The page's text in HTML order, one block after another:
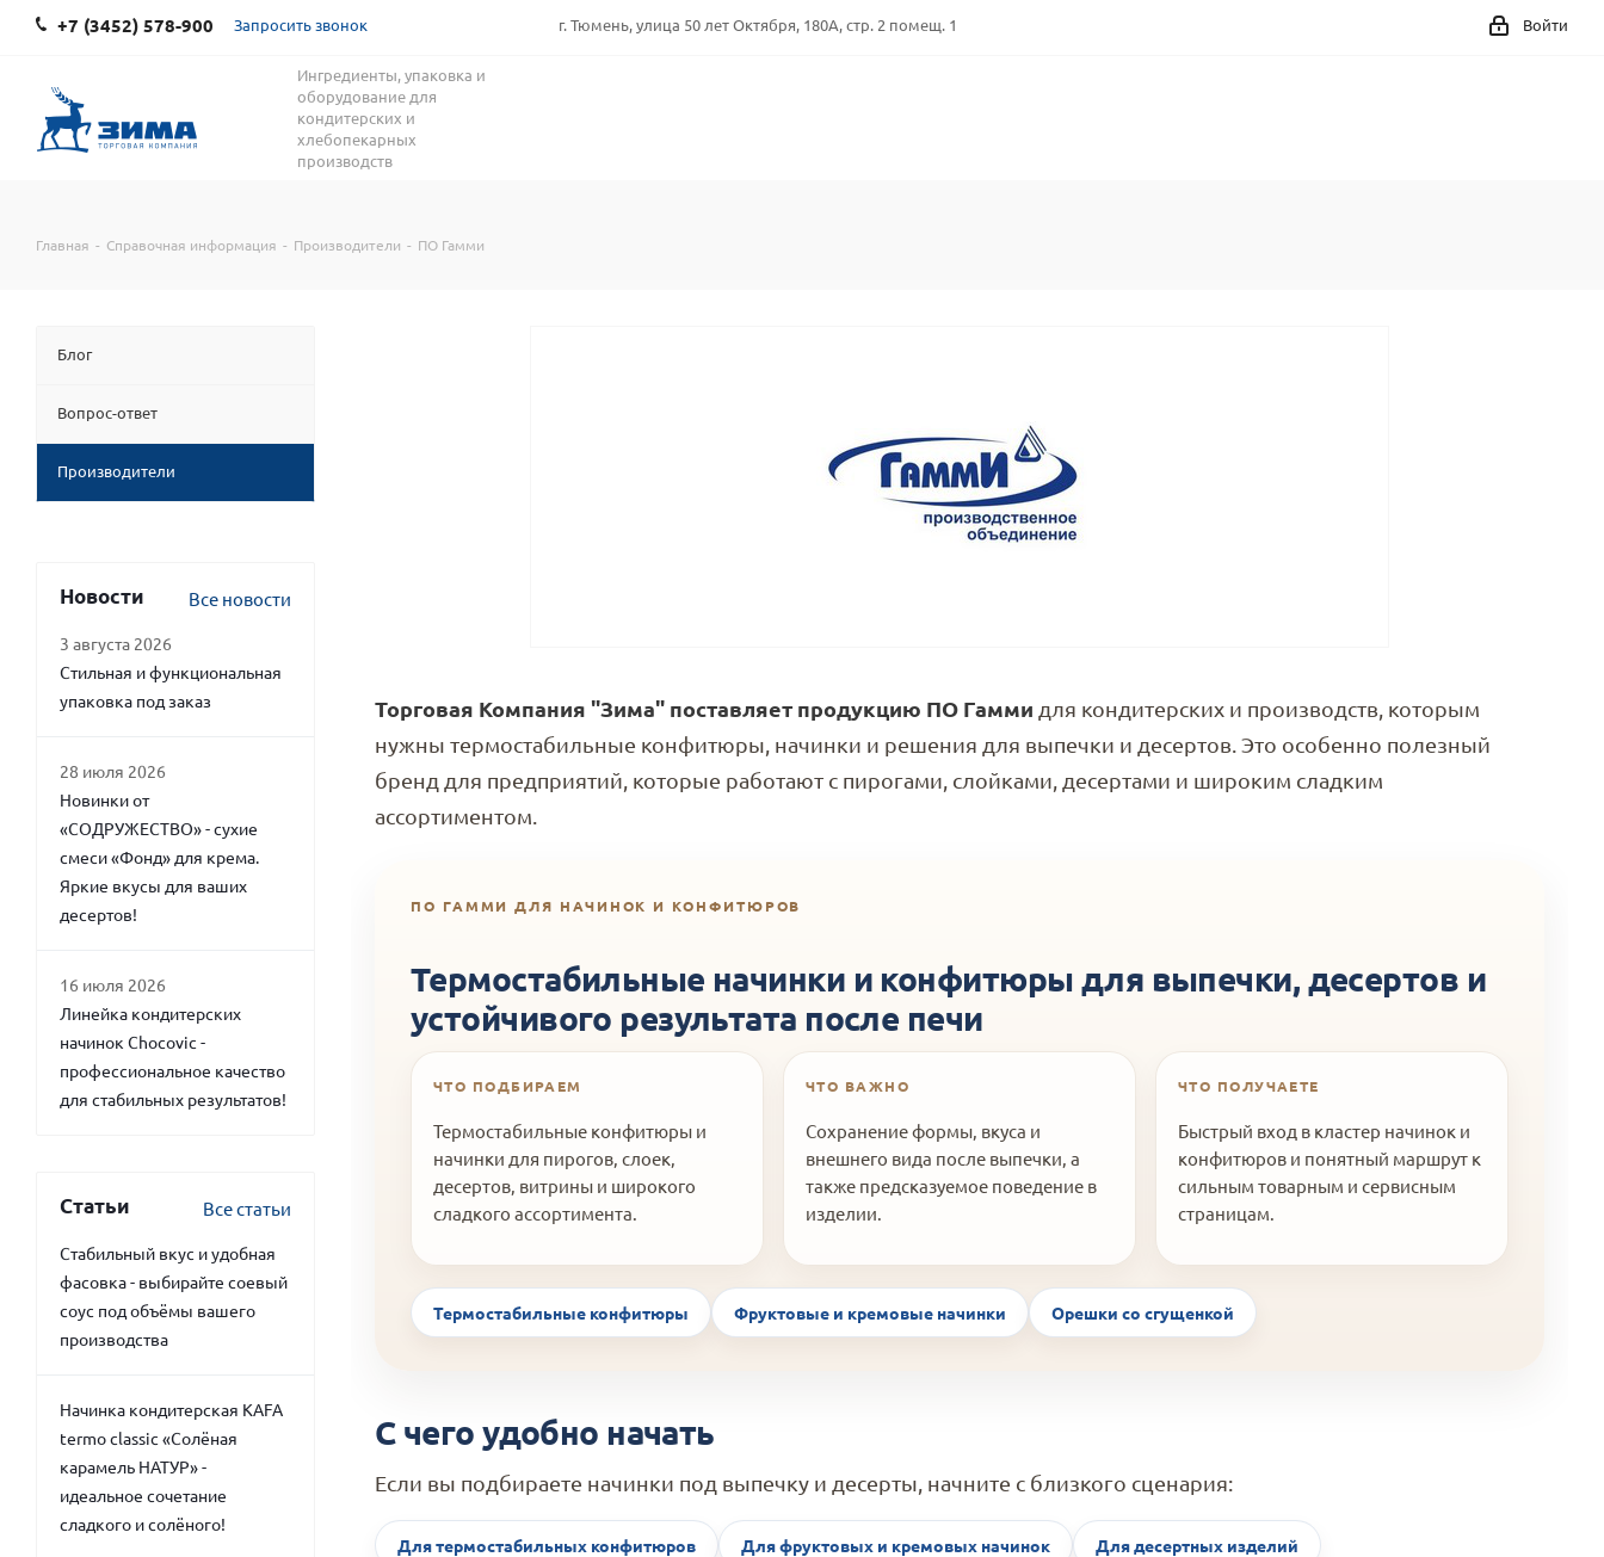
+7 (3452) 578-900 Запросить звонок г. Тюмень, улица 50 лет Октября, 180А, стр. 2 помещ. 1 Войти
Ингредиенты, упаковка и
оборудование для
кондитерских и
хлебопекарных
производств
Главная - Справочная информация - Производители - ПО Гамми
Торговая Компания "Зима" поставляет продукцию ПО Гамми для кондитерских и производств, которым
нужны термостабильные конфитюры, начинки и решения для выпечки и десертов. Это особенно полезный
бренд для предприятий, которые работают с пирогами, слойками, десертами и широким сладким
ассортиментом.
ПО ГАММИ ДЛЯ НАЧИНОК И КОНФИТЮРОВ
Термостабильные начинки и конфитюры для выпечки, десертов и
устойчивого результата после печи
ЧТО ПОДБИРАЕМ
Термостабильные конфитюры и
начинки для пирогов, слоек,
десертов, витрины и широкого
сладкого ассортимента.
ЧТО ВАЖНО
Сохранение формы, вкуса и
внешнего вида после выпечки, а
также предсказуемое поведение в
изделии.
ЧТО ПОЛУЧАЕТЕ
Быстрый вход в кластер начинок и
конфитюров и понятный маршрут к
сильным товарным и сервисным
страницам.
Термостабильные конфитюры Фруктовые и кремовые начинки Орешки со сгущенкой
С чего удобно начать
Если вы подбираете начинки под выпечку и десерты, начните с близкого сценария:
Для термостабильных конфитюров Для фруктовых и кремовых начинок Для десертных изделий
Блог
Вопрос-ответ
Производители
Новости Все новости
3 августа 2026
Стильная и функциональная
упаковка под заказ
28 июля 2026
Новинки от
«СОДРУЖЕСТВО» - сухие
смеси «Фонд» для крема.
Яркие вкусы для ваших
десертов!
16 июля 2026
Линейка кондитерских
начинок Chocovic -
профессиональное качество
для стабильных результатов!
Статьи Все статьи
Стабильный вкус и удобная
фасовка - выбирайте соевый
соус под объёмы вашего
производства
Начинка кондитерская KAFA
termo classic «Солёная
карамель НАТУР» -
идеальное сочетание
сладкого и солёного!